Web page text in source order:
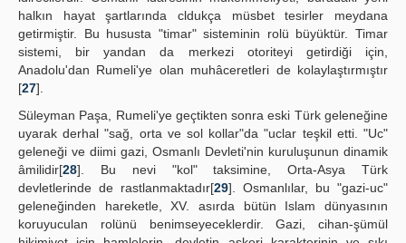
halkın hayat şartlarında cldukça müsbet tesirler meydana
getirmiştir. Bu hususta "timar" sisteminin rolü büyüktür. Timar
sistemi, bir yandan da merkezi otoriteyi getirdiği için,
Anadolu'dan Rumeli'ye olan muhâceretleri de kolaylaştırmıştır
[27].
Süleyman Paşa, Rumeli'ye geçtikten sonra eski Türk geleneğine
uyarak derhal "sağ, orta ve sol kollar"da "uclar teşkil etti. "Uc"
geleneği ve diimi gazi, Osmanlı Devleti'nin kuruluşunun dinamik
âmilidir[28]. Bu nevi "kol" taksimine, Orta-Asya Türk
devletlerinde de rastlanmaktadır[29]. Osmanlılar, bu "gazi-uc"
geleneğinden hareketle, XV. asırda bütün Islam dünyasının
koruyuculan rolünü benimseyeceklerdir. Gazi, cihan-şümül